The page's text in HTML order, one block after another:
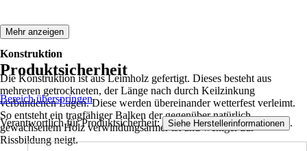
Konstruktion
Die Konstruktion ist aus Leimholz gefertigt. Dieses besteht aus
mehreren getrockneten, der Länge nach durch Keilzinkung
verbundenen Lagen. Diese werden übereinander wetterfest verleimt.
So entsteht ein tragfähiger Balken der gegenüber natürlich
gewachsenem Holz verwindungsärmer ist und weniger zur
Rissbildung neigt.
Mehr anzeigen
Produktsicherheit
Bereich überspringen
Verantwortlich für Produktsicherheit: Siehe Herstellerinformationen .